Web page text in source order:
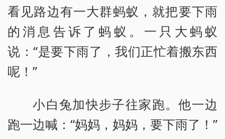
看见路边有一大群蚂蚁，就把要下雨
的消息告诉了蚂蚁。一只大蚂蚁
说：“是要下雨了，我们正忙着搬东西
呢！”
小白兔加快步子往家跑。他一边
跑一边喊：“妈妈，妈妈，要下雨了！”